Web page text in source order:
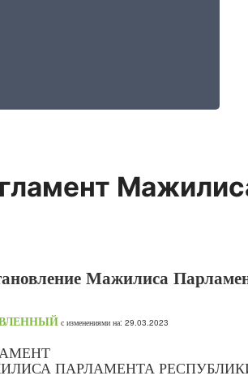
Мажилиса
с изменениями на: 29.03.2023
ПАРЛАМЕНТА